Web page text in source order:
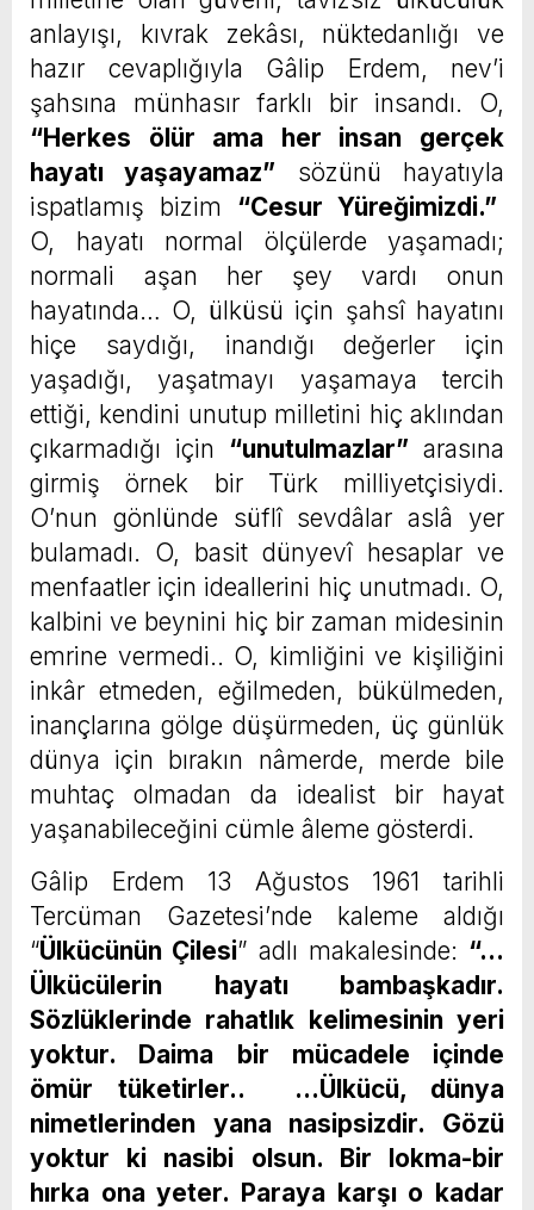
anlayışı, kıvrak zekâsı, nüktedanlığı ve
hazır cevaplığıyla Gâlip Erdem, nev’i
şahsına münhasır farklı bir insandı. O,
“Herkes ölür ama her insan gerçek
hayatı yaşayamaz” sözünü hayatıyla
ispatlamış bizim “Cesur Yüreğimizdi.”
O, hayatı normal ölçülerde yaşamadı;
normali aşan her şey vardı onun
hayatında… O, ülküsü için şahsî hayatını
hiçe saydığı, inandığı değerler için
yaşadığı, yaşatmayı yaşamaya tercih
ettiği, kendini unutup milletini hiç aklından
çıkarmadığı için “unutulmazlar” arasına
girmiş örnek bir Türk milliyetçisiydi.
O’nun gönlünde süflî sevdâlar aslâ yer
bulamadı. O, basit dünyevî hesaplar ve
menfaatler için ideallerini hiç unutmadı. O,
kalbini ve beynini hiç bir zaman midesinin
emrine vermedi.. O, kimliğini ve kişiliğini
inkâr etmeden, eğilmeden, bükülmeden,
inançlarına gölge düşürmeden, üç günlük
dünya için bırakın nâmerde, merde bile
muhtaç olmadan da idealist bir hayat
yaşanabileceğini cümle âleme gösterdi.
Gâlip Erdem 13 Ağustos 1961 tarihli
Tercüman Gazetesi’nde kaleme aldığı
“Ülkücünün Çilesi” adlı makalesinde: “…
Ülkücülerin hayatı bambaşkadır.
Sözlüklerinde rahatlık kelimesinin yeri
yoktur. Daima bir mücadele içinde
ömür tüketirler.. …Ülkücü, dünya
nimetlerinden yana nasipsizdir. Gözü
yoktur ki nasibi olsun. Bir lokma-bir
hırka ona yeter. Paraya karşı o kadar